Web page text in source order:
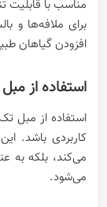
مناسب با قابلیت
برای ملافه‌ها و
افزودن گیاهان
استفاده از
استفاده از مبل
کاربردی باشد.
می‌کند، بلکه به
می‌شود.